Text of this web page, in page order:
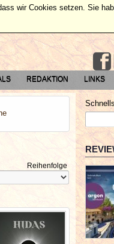
REDAKTION LINKS
Reihenfolge
wir Cookies setzen. Sie